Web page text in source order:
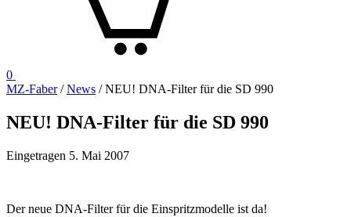
0
MZ-Faber/News /NEU! DNA-Filter für die SD 990
NEU! DNA-Filter für die SD 990
Eingetragen 5. Mai 2007
Der neue DNA-Filter für die Einspritzmodelle ist da!